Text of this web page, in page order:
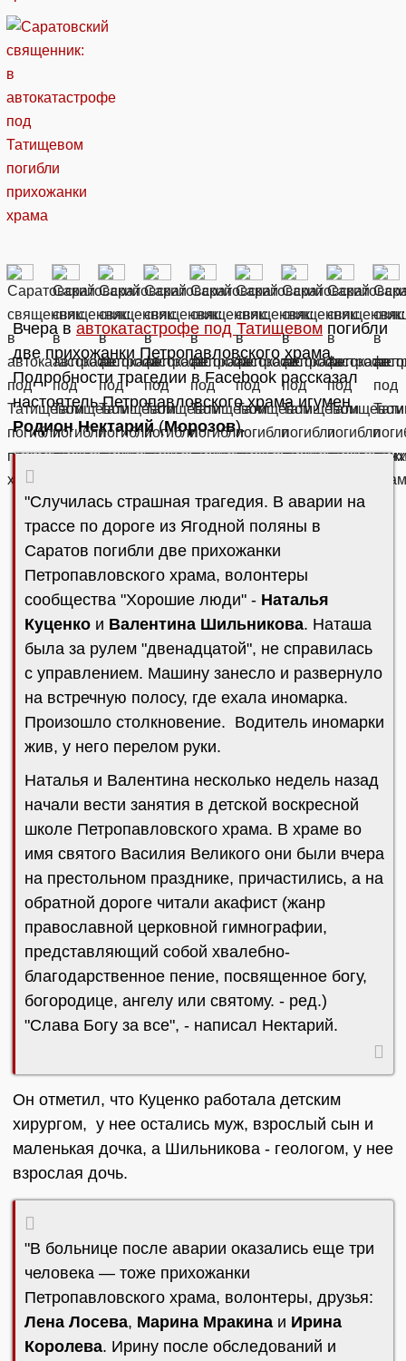
Вчера в автокатастрофе под Татищевом погибли
две прихожанки Петропавловского храма.
Подробности трагедии в Facebook рассказал
настоятель Петропавловского храма игумен
Родион Нектарий(Морозов).
"Случилась страшная трагедия. В аварии на
трассе по дороге из Ягодной поляны в
Саратов погибли две прихожанки
Петропавловского храма, волонтеры
сообщества "Хорошие люди" - Наталья
Куценко и Валентина Шильникова. Наташа
была за рулем "двенадцатой", не справилась
с управлением. Машину занесло и развернуло
на встречную полосу, где ехала иномарка.
Произошло столкновение. Водитель иномарки
жив, у него перелом руки.
Наталья и Валентина несколько недель назад
начали вести занятия в детской воскресной
школе Петропавловского храма. В храме во
имя святого Василия Великого они были вчера
на престольном празднике, причастились, а на
обратной дороге читали акафист (жанр
православной церковной гимнографии,
представляющий собой хвалебно-
благодарственное пение, посвященное богу,
богородице, ангелу или святому. - ред.)
"Слава Богу за все", - написал Нектарий.
Он отметил, что Куценко работала детским
хирургом, у нее остались муж, взрослый сын и
маленькая дочка, а Шильникова - геологом, у нее
взрослая дочь.
"В больнице после аварии оказались еще три
человека — тоже прихожанки
Петропавловского храма, волонтеры, друзья:
Лена Лосева, Марина Мракина и Ирина
Королева. Ирину после обследований и